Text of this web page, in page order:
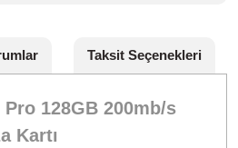
Taksit Seçenekleri
128GB 200mb/s
Kartı